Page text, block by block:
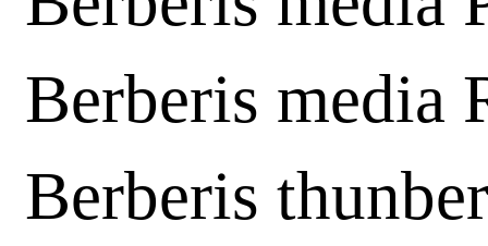
Berberis media
Berberis